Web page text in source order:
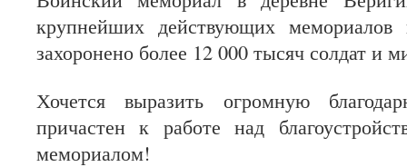
крупнейших действующих
захоронено более 12 000 тысяч солдат и
Хочется выразить огромную
причастен к работе над
мемориалом!